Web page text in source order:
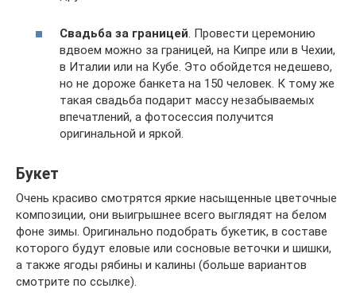
Свадьба за границей . Провести церемонию
вдвоем можно за границей, на Кипре или в Чехии,
в Италии или на Кубе. Это обойдется недешево,
но не дороже банкета на 150 человек. К тому же
такая свадьба подарит массу незабываемых
впечатлений, а фотосессия получится
оригинальной и яркой.
Букет
Очень красиво смотрятся яркие насыщенные цветочные
композиции, они выигрышнее всего выглядят на белом
фоне зимы. Оригинально подобрать букетик, в составе
которого будут еловые или сосновые веточки и шишки,
а также ягоды рябины и калины (больше вариантов
смотрите по ссылке).